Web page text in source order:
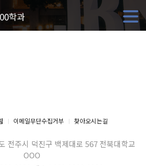
00학과
이메일무단수집거부 찾아오시는길
전주시 덕진구 백제대로 567 전북대학교
OOO